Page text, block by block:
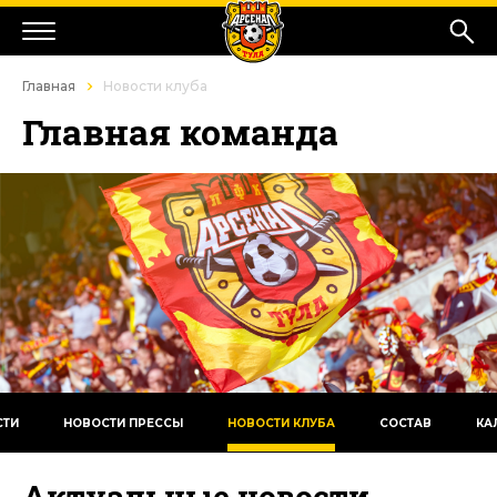
Главная Новости клуба
Главная команда
НОВОСТИ ПРЕССЫ НОВОСТИ КЛУБА СОСТАВ